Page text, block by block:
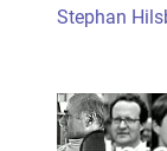
Stephan